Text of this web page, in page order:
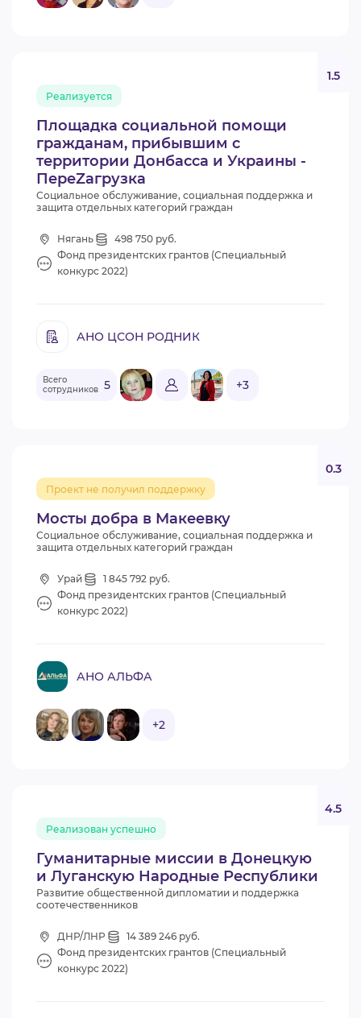
Площадка социальной помощи
гражданам, прибывшим с
территории Донбасса и Украины -
ПереZагрузка
Реализуется
1.5
Социальное обслуживание, социальная поддержка и
защита отдельных категорий граждан
Нягань
498 750 руб.
Фонд президентских грантов (Специальный
конкурс 2022)
АНО ЦСОН РОДНИК
Всего
сотрудников 5 +3
Мосты добра в Макеевку
Проект не получил поддержку
0.3
Социальное обслуживание, социальная поддержка и
защита отдельных категорий граждан
Урай
1 845 792 руб.
Фонд президентских грантов (Специальный
конкурс 2022)
АНО АЛЬФА
+2
Гуманитарные миссии в Донецкую
и Луганскую Народные Республики
Реализован успешно
4.5
Развитие общественной дипломатии и поддержка
соотечественников
ДНР/ЛНР
14 389 246 руб.
Фонд президентских грантов (Специальный
конкурс 2022)